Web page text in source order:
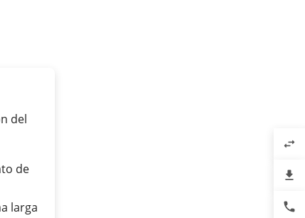
del
de
larga
swap_horiz
file_download
phone